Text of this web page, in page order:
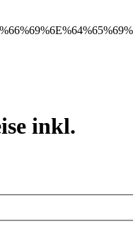
inkl.